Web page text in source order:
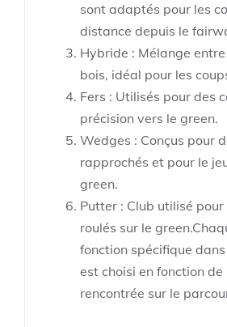
sont adaptés pour les
distance depuis le
Hybride : Mélange
bois, idéal pour les
Fers : Utilisés pour des
précision vers le green.
Wedges : Conçus pour
rapprochés et pour le
green.
Putter : Club utilisé pour
roulés sur le
fonction spécifique
est choisi en fonction
rencontrée sur le